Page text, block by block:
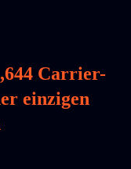
Carrier-
einzigen